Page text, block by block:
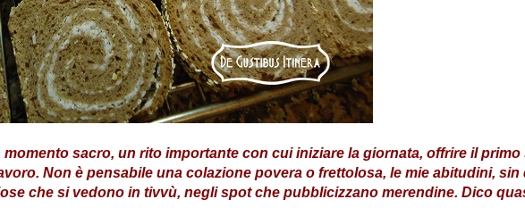
momento sacro, un rito importante con cui iniziare la giornata, offrire il
Non è pensabile una colazione povera o frettolosa, le mie abitudini,
che si vedono in tivvù, negli spot che pubblicizzano merendine. Dico